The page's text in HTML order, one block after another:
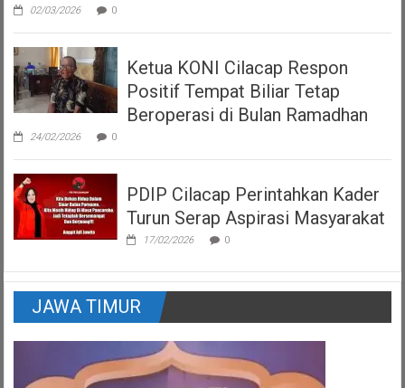
02/03/2026 0
Ketua KONI Cilacap Respon
Positif Tempat Biliar Tetap
Beroperasi di Bulan Ramadhan
24/02/2026 0
PDIP Cilacap Perintahkan Kader
Turun Serap Aspirasi Masyarakat
17/02/2026 0
JAWA TIMUR